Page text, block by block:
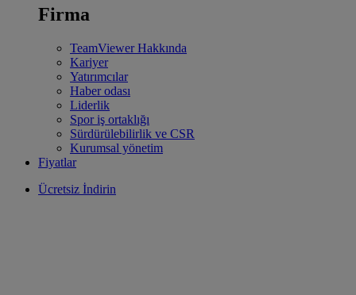
Firma
TeamViewer Hakkında
Kariyer
Yatırımcılar
Haber odası
Liderlik
Spor iş ortaklığı
Sürdürülebilirlik ve CSR
Kurumsal yönetim
Fiyatlar
Ücretsiz İndirin